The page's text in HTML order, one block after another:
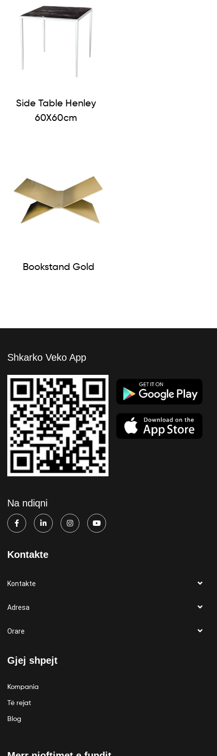
Side Table Henley
60X60cm
Bookstand Gold
Shkarko Veko App
Na ndiqni
Kontakte
Kontakte
Adresa
Orare
Gjej shpejt
Kompania
Të rejat
Blog